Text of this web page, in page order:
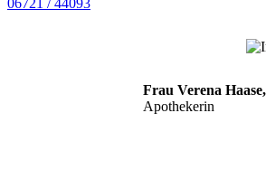
06721 / 44093
Frau Verena
Apothekerin